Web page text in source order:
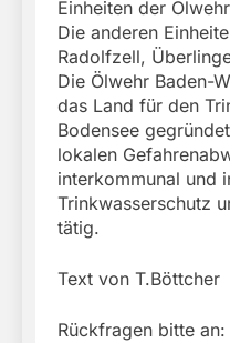
Einheiten der
Die anderen
Radolfzell,
Die Ölwehr Baden-
das Land für den
Bodensee
lokalen
interkommunal und
Trinkwasserschutz
tätig.
Text von T.Böttcher
Rückfragen bitte an: